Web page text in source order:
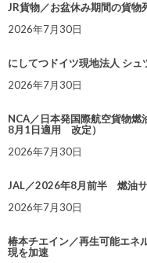
JR貨物／お盆休み期間の貨物
2026年7月30日
にしてつドイツ現地法人 シ
2026年7月30日
NCA／日本発国際航空貨物
8月1日適用 改定）
2026年7月30日
JAL／2026年8月前半 燃油
2026年7月30日
椿本チエイン／再生可能エネ
現を加速